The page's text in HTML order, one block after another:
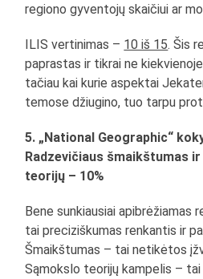
regiono gyventojų skaičiui ar
ILIS vertinimas – 10 iš 15. Šis
paprastas ir tikrai ne
tačiau kai kurie aspektai
temose džiugino, tuo tarpu
5. „National Geographic“
Radzevičiaus šmaikštumas
teorijų – 10%
Bene sunkiausiai apibrėžiamas
tai preciziškumas renkantis ir
Šmaikštumas – tai netikėtos
Sąmokslo teorijų kampelis – tai